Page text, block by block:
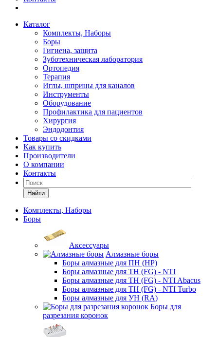
Каталог
Комплекты, Наборы
Боры
Гигиена, защита
Зуботехническая лаборатория
Ортопедия
Терапия
Иглы, шприцы для каналов
Инструменты
Оборудование
Профилактика для пациентов
Хирургия
Эндодонтия
Товары со скидками
Как купить
Производители
О компании
Контакты
Найти
Комплекты, Наборы
Боры
Аксессуары
Алмазные боры
Боры алмазные для ПН (HP)
Боры алмазные для ТН (FG) - NTI
Боры алмазные для ТН (FG) - NTI Abacus
Боры алмазные для ТН (FG) - NTI Turbo
Боры алмазные для УН (RA)
Боры для
разрезания коронок